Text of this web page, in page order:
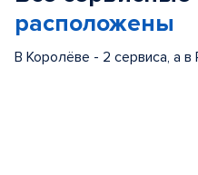
расположены
В Королёве - 2 сервиса, а в